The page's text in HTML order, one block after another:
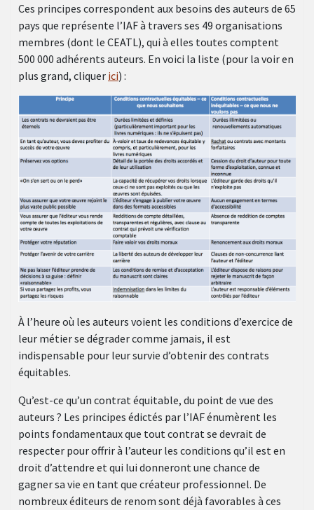
Ces principes correspondent aux besoins des auteurs de 65
pays que représente l’IAF à travers ses 49 organisations
membres (dont le CEATL), qui à elles toutes comptent
500 000 adhérents auteurs. En voici la liste (pour la voir en
plus grand, cliquer ici) :
À l’heure où les auteurs voient les conditions d’exercice de
leur métier se dégrader comme jamais, il est
indispensable pour leur survie d’obtenir des contrats
équitables.
Qu’est-ce qu’un contrat équitable, du point de vue des
auteurs ? Les principes édictés par l’IAF énumèrent les
points fondamentaux que tout contrat se devrait de
respecter pour offrir à l’auteur les conditions qu’il est en
droit d’attendre et qui lui donneront une chance de
gagner sa vie en tant que créateur professionnel. De
nombreux éditeurs de renom sont déjà favorables à ces